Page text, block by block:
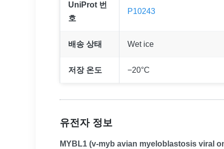
UniProt 번
호
P10243
배송 상태 Wet ice
저장 온도 −20°C
유전자 정보
MYBL1 (v-myb avian myeloblastosis viral